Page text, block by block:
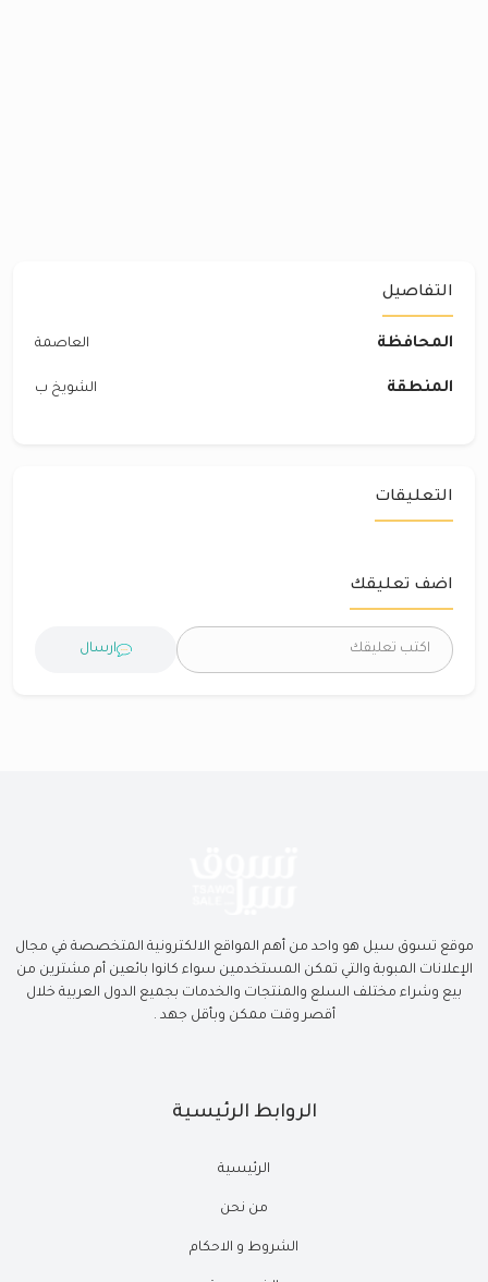
التفاصيل
المحافظة العاصمة
المنطقة الشويخ ب
التعليقات
اضف تعليقك
ارسال
موقع تسوق سيل هو واحد من أهم المواقع الالكترونية المتخصصة في مجال
الإعلانات المبوبة والتي تمكن المستخدمين سواء كانوا بائعين أم مشترين من
بيع وشراء مختلف السلع والمنتجات والخدمات بجميع الدول العربية خلال
أقصر وقت ممكن وبأقل جهد .
الروابط الرئيسية
الرئيسية
من نحن
الشروط و الاحكام